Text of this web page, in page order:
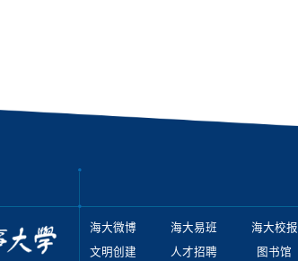
海大微博 海大易班 海大校报
文明创建
人才招聘 图书馆